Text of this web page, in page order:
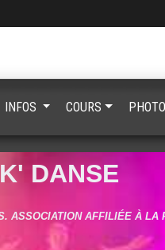
DANSE
ASSOCIATION AFFILIÉE À LA
INFOS COURS